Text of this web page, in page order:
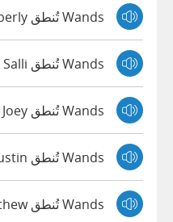
Wands تُنطق Kimberly
Wands تُنطق Salli
Wands تُنطق Joey
Wands تُنطق Justin
Wands تُنطق Matthew